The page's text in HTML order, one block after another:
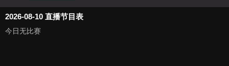
2026-08-10 直播节目表
今日无比赛